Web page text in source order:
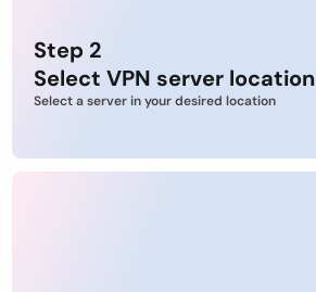
Step 2
Select VPN server location
Select a server in your desired location